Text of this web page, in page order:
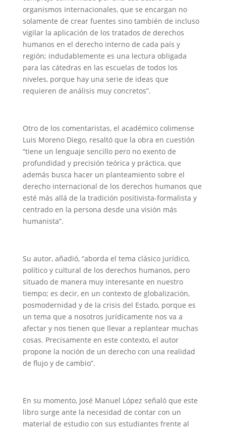
organismos internacionales, que se encargan no
solamente de crear fuentes sino también de incluso
vigilar la aplicación de los tratados de derechos
humanos en el derecho interno de cada país y
región; indudablemente es una lectura obligada
para las cátedras en las escuelas de todos los
niveles, porque hay una serie de ideas que
requieren de análisis muy concretos”.
Otro de los comentaristas, el académico colimense
Luis Moreno Diego, resaltó que la obra en cuestión
“tiene un lenguaje sencillo pero no exento de
profundidad y precisión teórica y práctica, que
además busca hacer un planteamiento sobre el
derecho internacional de los derechos humanos que
esté más allá de la tradición positivista-formalista y
centrado en la persona desde una visión más
humanista”.
Su autor, añadió, “aborda el tema clásico jurídico,
político y cultural de los derechos humanos, pero
situado de manera muy interesante en nuestro
tiempo; es decir, en un contexto de globalización,
posmodernidad y de la crisis del Estado, porque es
un tema que a nosotros jurídicamente nos va a
afectar y nos tienen que llevar a replantear muchas
cosas. Precisamente en este contexto, el autor
propone la noción de un derecho con una realidad
de flujo y de cambio”.
En su momento, José Manuel López señaló que este
libro surge ante la necesidad de contar con un
material de estudio con sus estudiantes frente al